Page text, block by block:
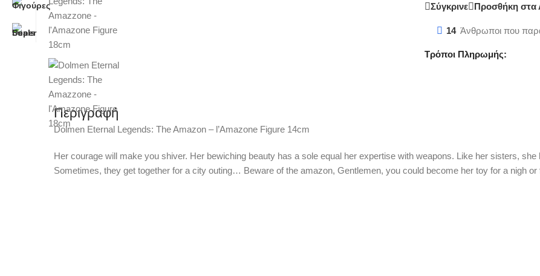
Σύγκρινε Προσθήκη στα
14 Άνθρωποι που
Τρόποι Πληρωμής:
Περιγραφή
Dolmen Eternal Legends: The Amazon – l’Amazone Figure 14cm
Her courage will make you shiver. Her bewiching beauty has a sole equal her expertise with weapons. Like her sisters,
Sometimes, they get together for a city outing… Beware of the amazon, Gentlemen, you could become her toy for a nigh or